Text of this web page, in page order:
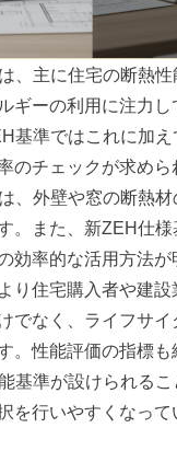
、主に住宅の断熱性
ギーの利用に注力し
基準ではこれに加
のチェックが求め
、外壁や窓の断熱
。また、新ZEH仕
効率的な活用方法が
り住宅購入者や建設
でなく、ライフサ
。性能評価の指標
基準が設けられる
を行いやすくなって